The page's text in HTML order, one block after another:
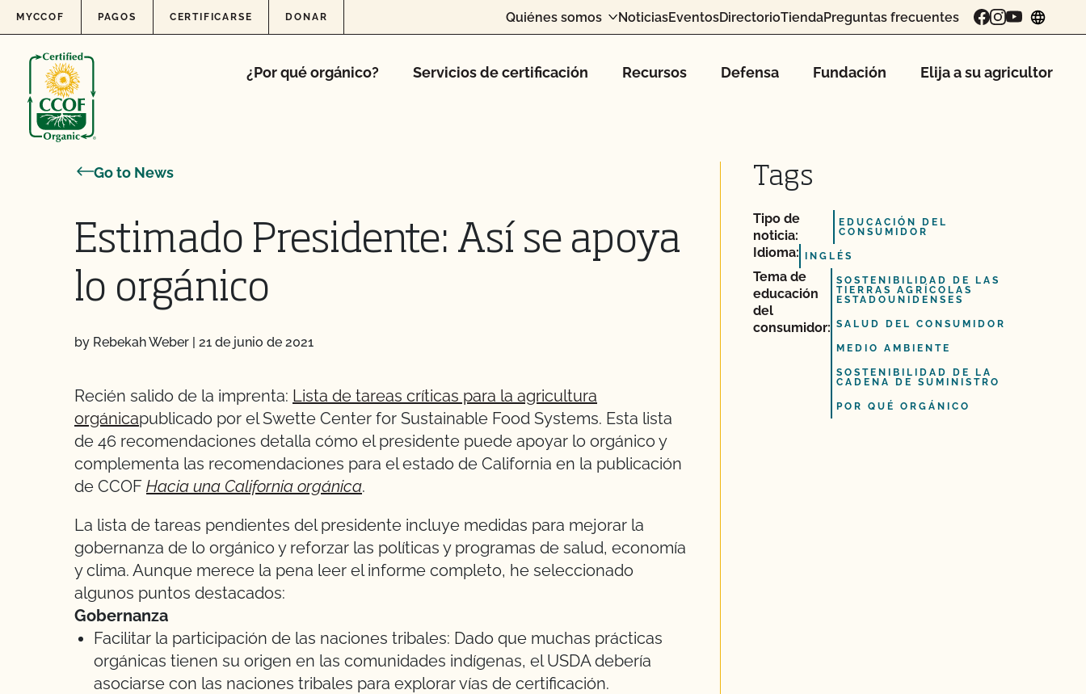
Skip to content
MYCCOF PAGOS CERTIFICARSE DONAR Quiénes somos NoticiasEventosDirectorioTiendaPreguntas frecuentes
¿Por qué orgánico? Servicios de certificación Recursos Defensa Fundación Elija a su agricultor
Go to News
Estimado Presidente: Así se apoya
lo orgánico
by Rebekah Weber | 21 de junio de 2021
Recién salido de la imprenta: Lista de tareas críticas para la agricultura
orgánicapublicado por el Swette Center for Sustainable Food Systems. Esta lista
de 46 recomendaciones detalla cómo el presidente puede apoyar lo orgánico y
complementa las recomendaciones para el estado de California en la publicación
de CCOF Hacia una California orgánica.
La lista de tareas pendientes del presidente incluye medidas para mejorar la
gobernanza de lo orgánico y reforzar las políticas y programas de salud, economía
y clima. Aunque merece la pena leer el informe completo, he seleccionado
algunos puntos destacados:
Gobernanza
Facilitar la participación de las naciones tribales: Dado que muchas prácticas
orgánicas tienen su origen en las comunidades indígenas, el USDA debería
asociarse con las naciones tribales para explorar vías de certificación.
Tags
Tipo de
noticia:
EDUCACIÓN DEL
CONSUMIDOR
Idioma: INGLÉS
Tema de
educación
del
consumidor:
SOSTENIBILIDAD DE LAS
TIERRAS AGRÍCOLAS
ESTADOUNIDENSES
SALUD DEL CONSUMIDOR
MEDIO AMBIENTE
SOSTENIBILIDAD DE LA
CADENA DE SUMINISTRO
POR QUÉ ORGÁNICO